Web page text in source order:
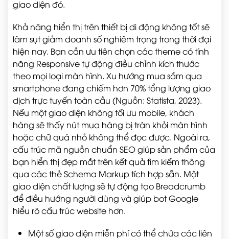
giao diện đó.
Khả năng hiển thị trên thiết bị di động không tốt sẽ
làm sụt giảm doanh số nghiêm trọng trong thời đại
hiện nay. Bạn cần ưu tiên chọn các theme có tính
năng Responsive tự động điều chỉnh kích thước
theo mọi loại màn hình. Xu hướng mua sắm qua
smartphone đang chiếm hơn 70% tổng lượng giao
dịch trực tuyến toàn cầu (Nguồn: Statista, 2023).
Nếu một giao diện không tối ưu mobile, khách
hàng sẽ thấy nút mua hàng bị tràn khỏi màn hình
hoặc chữ quá nhỏ không thể đọc được. Ngoài ra,
cấu trúc mã nguồn chuẩn SEO giúp sản phẩm của
bạn hiển thị đẹp mắt trên kết quả tìm kiếm thông
qua các thẻ Schema Markup tích hợp sẵn. Một
giao diện chất lượng sẽ tự động tạo Breadcrumb
để điều hướng người dùng và giúp bot Google
hiểu rõ cấu trúc website hơn.
Một số giao diện miễn phí có thể chứa các liên